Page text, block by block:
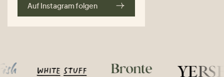
Auf Instagram folgen